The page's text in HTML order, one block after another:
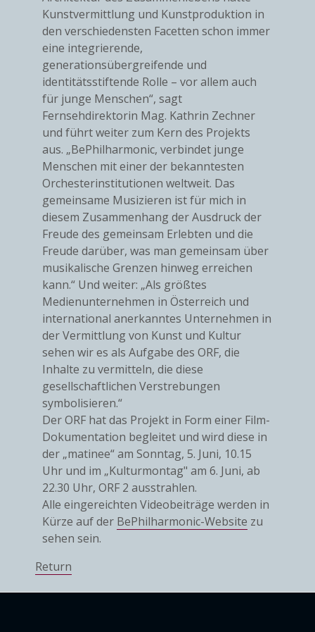
Kunstvermittlung und Kunstproduktion in
den verschiedensten Facetten schon immer
eine integrierende,
generationsübergreifende und
identitätsstiftende Rolle – vor allem auch
für junge Menschen“, sagt
Fernsehdirektorin Mag. Kathrin Zechner
und führt weiter zum Kern des Projekts
aus. „BePhilharmonic, verbindet junge
Menschen mit einer der bekanntesten
Orchesterinstitutionen weltweit. Das
gemeinsame Musizieren ist für mich in
diesem Zusammenhang der Ausdruck der
Freude des gemeinsam Erlebten und die
Freude darüber, was man gemeinsam über
musikalische Grenzen hinweg erreichen
kann.“ Und weiter: „Als größtes
Medienunternehmen in Österreich und
international anerkanntes Unternehmen in
der Vermittlung von Kunst und Kultur
sehen wir es als Aufgabe des ORF, die
Inhalte zu vermitteln, die diese
gesellschaftlichen Verstrebungen
symbolisieren.“
Der ORF hat das Projekt in Form einer Film-
Dokumentation begleitet und wird diese in
der „matinee“ am Sonntag, 5. Juni, 10.15
Uhr und im „Kulturmontag" am 6. Juni, ab
22.30 Uhr, ORF 2 ausstrahlen.
Alle eingereichten Videobeiträge werden in
Kürze auf der BePhilharmonic-Website zu
sehen sein.
Return